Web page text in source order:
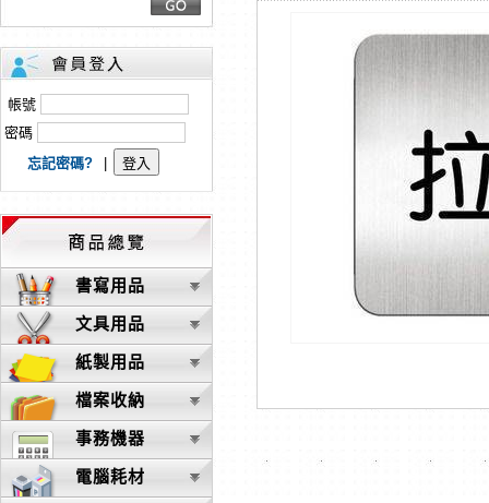
本網站免費註冊，所標示的商品單價皆為“未稅價格”；本公司保有是否接單出
HP、EPSON、CANON原廠耗材價格浮動，下單前請先跟客服人員確認最新
本網站免費註冊，所標示的商品單價皆為“未稅價格”；本公司保有是否接單出
匯款客戶請注意！因商品繁複來不及發現短缺，遂待客服人員跟您確認訂單
本網站免費註冊，所標示的商品單價皆為“未稅價格”；本公司保有是否接單出
帳號
密碼
忘記密碼?
書寫用品
文具用品
紙製用品
檔案收納
事務機器
電腦耗材